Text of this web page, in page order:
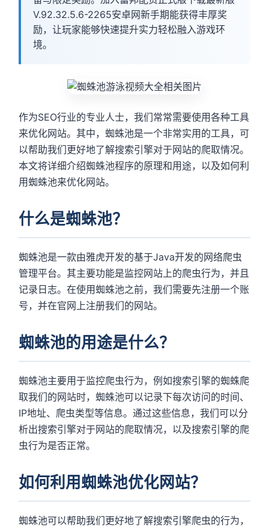
V.92.32.5.6-2265安卓网新手期能获得丰厚奖
励，让玩家能够快速提升实力轻松融入游戏环
境。
作为SEO行业的专业人士，我们常常需要使用各种工具
来优化网站。其中，蜘蛛池是一个非常实用的工具，可
以帮助我们更好地了解搜索引擎对于网站的爬取情况。
本文将详细介绍蜘蛛池程序的原理和用途，以及如何利
用蜘蛛池来优化网站。
什么是蜘蛛池？
蜘蛛池是一款由雅虎开发的基于Java开发的网络爬虫
管理平台。其主要功能是监控网站上的爬虫行为，并且
记录日志。在使用蜘蛛池之前，我们需要先注册一个账
号，并在官网上注册我们的网站。
蜘蛛池的用途是什么？
蜘蛛池主要用于监控爬虫行为，例如搜索引擎的蜘蛛爬
取我们的网站时，蜘蛛池可以记录下每次访问的时间、
IP地址、爬虫类型等信息。通过这些信息，我们可以分
析出搜索引擎对于网站的爬取情况，以及搜索引擎的爬
虫行为是否正常。
如何利用蜘蛛池优化网站？
蜘蛛池可以帮助我们更好地了解搜索引擎爬虫的行为，